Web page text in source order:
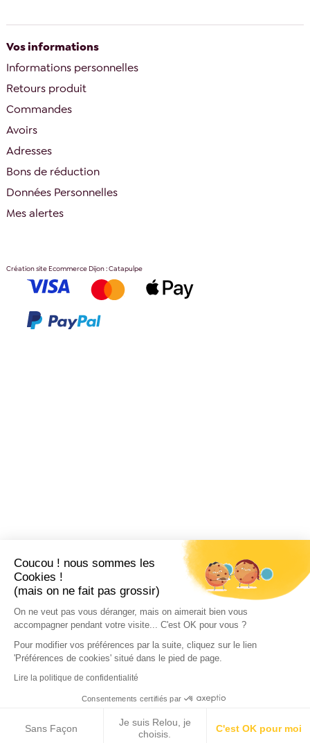
Coucou ! nous sommes les
Cookies !
(mais on ne fait pas grossir)
On ne veut pas vous déranger, mais on aimerait bien vous
accompagner pendant votre visite... C'est OK pour vous ?
Pour modifier vos préférences par la suite, cliquez sur le lien
'Préférences de cookies' situé dans le pied de page.
Lire la politique de confidentialité
Consentements certifiés par
Sans Façon
Je suis Relou, je
choisis.
C'est OK pour moi
Vos informations
Informations personnelles
Retours produit
Commandes
Avoirs
Adresses
Bons de réduction
Données Personnelles
Mes alertes
Création site Ecommerce Dijon : Catapulpe